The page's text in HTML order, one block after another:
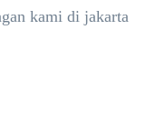
kami di jakarta